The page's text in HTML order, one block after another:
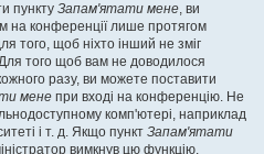
пункту Запам'ятати мене, ви
на конференції лише протягом
того, щоб ніхто інший не зміг
того щоб вам не доводилося
разу, ви можете поставити
мене при вході на конференцію. Не
комп'ютері, наприклад
і т. д. Якщо пункт Запам'ятати
вимкнув цю функцію.